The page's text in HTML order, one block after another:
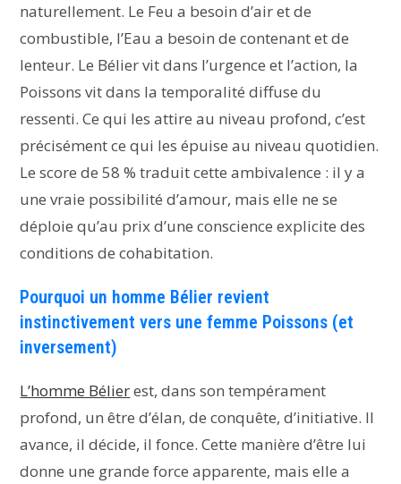
naturellement. Le Feu a besoin d’air et de
combustible, l’Eau a besoin de contenant et de
lenteur. Le Bélier vit dans l’urgence et l’action, la
Poissons vit dans la temporalité diffuse du
ressenti. Ce qui les attire au niveau profond, c’est
précisément ce qui les épuise au niveau quotidien.
Le score de 58 % traduit cette ambivalence : il y a
une vraie possibilité d’amour, mais elle ne se
déploie qu’au prix d’une conscience explicite des
conditions de cohabitation.
Pourquoi un homme Bélier revient
instinctivement vers une femme Poissons (et
inversement)
L’homme Bélierest, dans son tempérament
profond, un être d’élan, de conquête, d’initiative. Il
avance, il décide, il fonce. Cette manière d’être lui
donne une grande force apparente, mais elle a